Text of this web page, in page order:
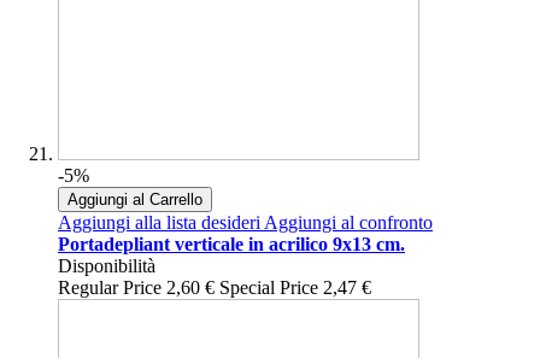
-5%
Aggiungi al Carrello
Aggiungi alla lista desideriAggiungi al confronto
Portadepliant verticale in acrilico 9x13 cm.
Disponibilità
Regular Price 2,60 € Special Price 2,47 €